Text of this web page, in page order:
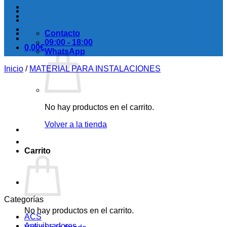
0,00€
No hay productos en el carrito.
Volver a la tienda
Carrito
No hay productos en el carrito.
Contacto
09:00 - 18:00
WhatsApp
Inicio / MATERIAL PARA INSTALACIONES
Categorías
ACS